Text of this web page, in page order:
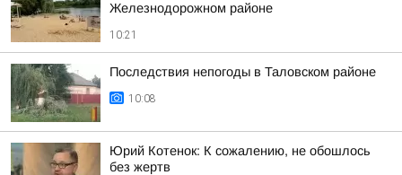
Железнодорожном районе
10:21
Последствия непогоды в Таловском районе
10:08
Юрий Котенок: К сожалению, не обошлось
без жертв